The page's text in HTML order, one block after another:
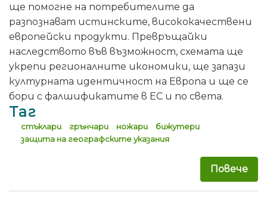
ще помогне на потребителите да
разпознават истинските, висококачествени
европейски продукти. Превръщайки
наследството във възможност, схемата ще
укрепи регионалните икономики, ще запази
културната идентичност на Европа и ще се
бори с фалшификатите в ЕС и по света.
Таг
стъклари грънчари ножари
бижутери
защита на географските указания
Повече